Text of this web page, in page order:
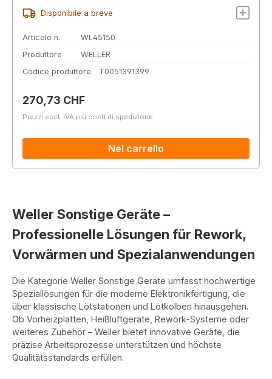
Disponibile a breve
Articolo n.
WL45150
Produttore
WELLER
Codice produttore
T0051391399
Prezzo normale:
270,73 CHF
Prezzi escl. IVA più costi di spedizione
Nel carrello
Weller Sonstige Geräte –
Professionelle Lösungen für Rework,
Vorwärmen und Spezialanwendungen
Die Kategorie Weller Sonstige Geräte umfasst hochwertige
Speziallösungen für die moderne Elektronikfertigung, die
über klassische Lötstationen und Lötkolben hinausgehen.
Ob Vorheizplatten, Heißluftgeräte, Rework-Systeme oder
weiteres Zubehör – Weller bietet innovative Geräte, die
präzise Arbeitsprozesse unterstützen und höchste
Qualitätsstandards erfüllen.